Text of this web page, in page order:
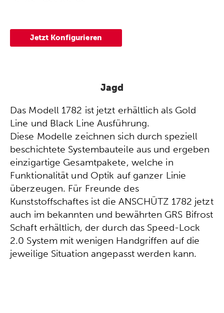
Jetzt Konfigurieren
Jagd
Das Modell 1782 ist jetzt erhältlich als Gold
Line und Black Line Ausführung.
Diese Modelle zeichnen sich durch speziell
beschichtete Systembauteile aus und ergeben
einzigartige Gesamtpakete, welche in
Funktionalität und Optik auf ganzer Linie
überzeugen. Für Freunde des
Kunststoffschaftes ist die ANSCHÜTZ 1782 jetzt
auch im bekannten und bewährten GRS Bifrost
Schaft erhältlich, der durch das Speed-Lock
2.0 System mit wenigen Handgriffen auf die
jeweilige Situation angepasst werden kann.